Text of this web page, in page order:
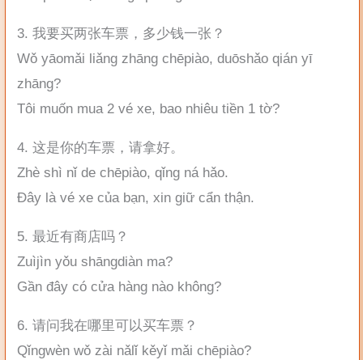
3. 我要买两张车票，多少钱一张？
Wǒ yāomǎi liǎng zhāng chēpiào, duōshǎo qián yī
zhāng?
Tôi muốn mua 2 vé xe, bao nhiêu tiền 1 tờ?
4. 这是你的车票，请拿好。
Zhè shì nǐ de chēpiào, qǐng ná hǎo.
Đây là vé xe của bạn, xin giữ cẩn thận.
5. 最近有商店吗？
Zuìjìn yǒu shāngdiàn ma?
Gần đây có cửa hàng nào không?
6. 请问我在哪里可以买车票？
Qǐngwèn wǒ zài nǎlǐ kěyǐ mǎi chēpiào?